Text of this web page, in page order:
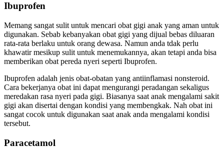
Ibuprofen
Memang sangat sulit untuk mencari obat gigi anak yang aman untuk
digunakan. Sebab kebanyakan obat gigi yang dijual bebas diluaran
rata-rata berlaku untuk orang dewasa. Namun anda tdak perlu
khawatir mesikup sulit untuk menemukannya, akan tetapi anda bisa
memberikan obat pereda nyeri seperti Ibuprofen.
Ibuprofen adalah jenis obat-obatan yang antiinflamasi nonsteroid.
Cara bekerjanya obat ini dapat mengurangi peradangan sekaligus
meredakan rasa nyeri pada gigi. Biasanya saat anak mengalami sakit
gigi akan disertai dengan kondisi yang membengkak. Nah obat ini
sangat cocok untuk digunakan saat anak anda mengalami kondisi
tersebut.
Paracetamol